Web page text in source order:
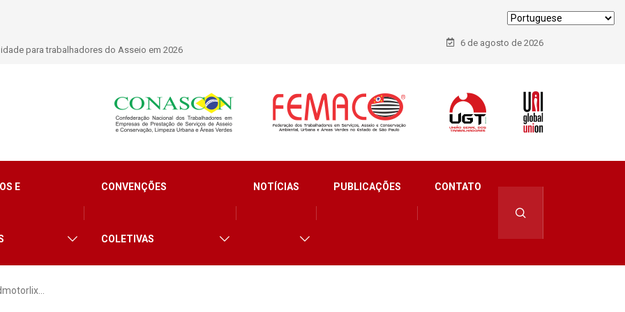
para trabalhadores do Asseio em 2026
6 de agosto de 2026
E CONVENÇÕES
COLETIVAS
NOTÍCIAS PUBLICAÇÕES CONTATO